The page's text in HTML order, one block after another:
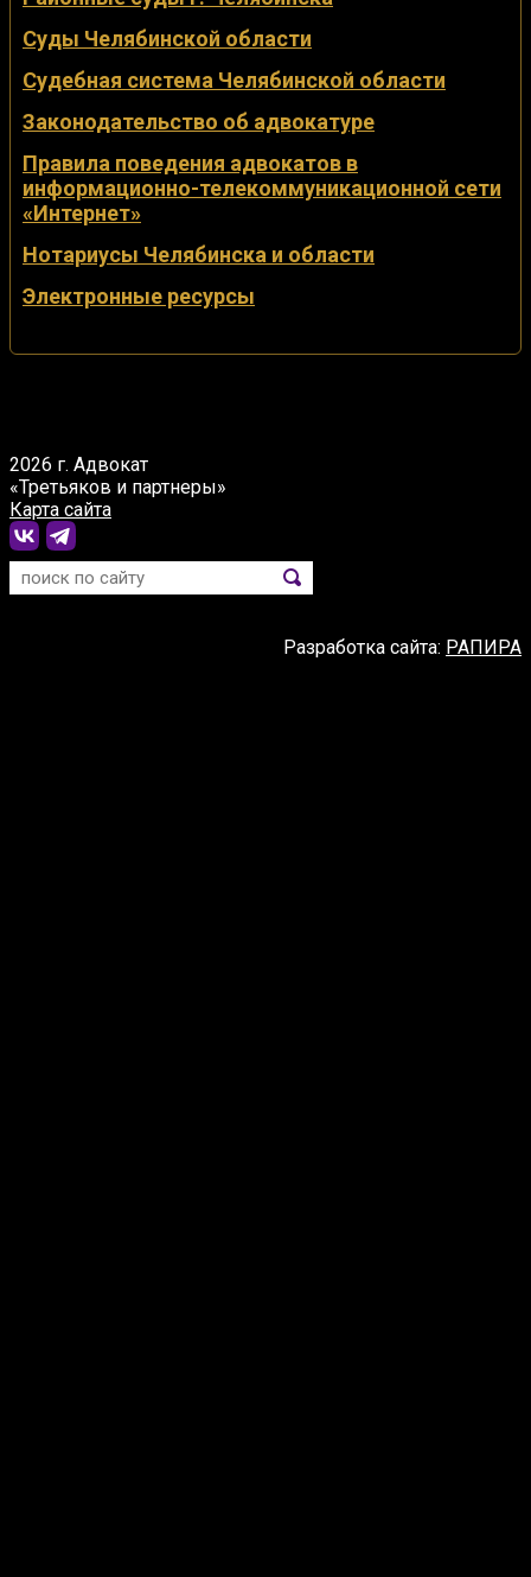
Суды Челябинской области
Судебная система Челябинской области
Законодательство об адвокатуре
Правила поведения адвокатов в
информационно-телекоммуникационной сети
«Интернет»
Нотариусы Челябинска и области
Электронные ресурсы
2026 г. Адвокат
«Третьяков и партнеры»
Карта сайта
Разработка сайта: РАПИРА